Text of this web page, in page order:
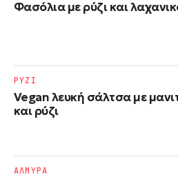
Φασόλια με ρύζι​ και
Vegan λευκή σάλτσα με
και ρύζι
ΡΥΖΙ
ΑΛΜΥΡΑ